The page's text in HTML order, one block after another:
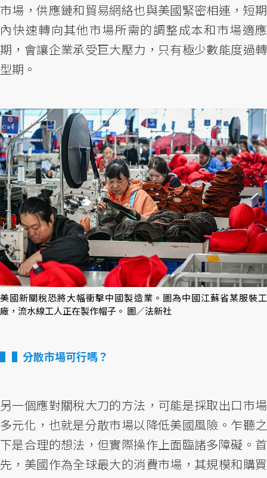
市場，供應鏈和貿易網絡也與美國緊密相連，短期
內快速轉向其他市場所需的調整成本和市場適應
期，會讓企業承受巨大壓力，只有極少數能度過轉
型期。
美國新關稅恐將大幅衝擊中國製造業。圖為中國江蘇省某服裝工
廠，流水線工人正在製作帽子。 圖／法新社
▌分散市場可行嗎？
另一個應對關稅大刀的方法，可能是採取出口市場
多元化，也就是分散市場以降低美國風險。乍聽之
下是合理的想法，但實際操作上面臨諸多障礙。首
先，美國作為全球最大的消費市場，其規模和購買